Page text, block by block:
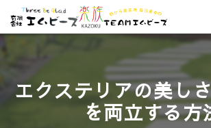
エクステリアの美し
を両立する方